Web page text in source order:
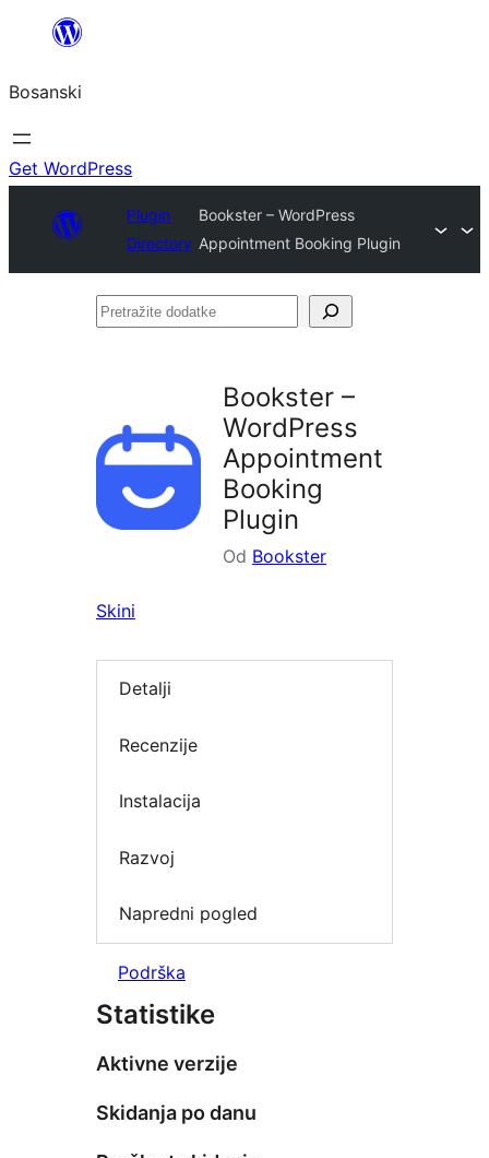
sadržaj
Bosanski
Get WordPress
Plugin
Directory
Bookster – WordPress
Appointment Booking Plugin
Pretražite
Bookster –
WordPress
Appointment
Booking
Plugin
Od Bookster
Skini
Detalji
Recenzije
Instalacija
Razvoj
Napredni pogled
Podrška
Statistike
Aktivne verzije
Skidanja po danu